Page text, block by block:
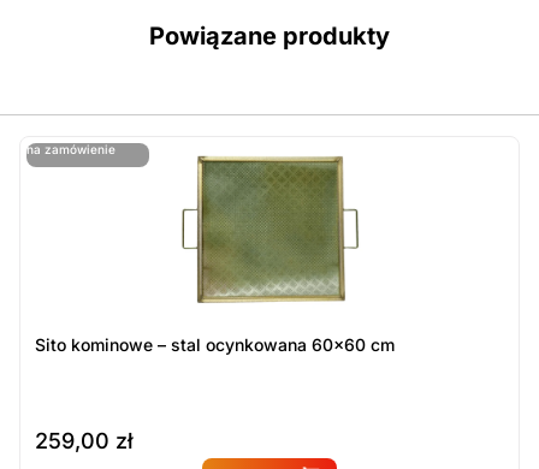
Powiązane produkty
na zamówienie
ostatnie sztuki
Sito kominowe – stal ocynkowana 60×60 cm
259,00 zł